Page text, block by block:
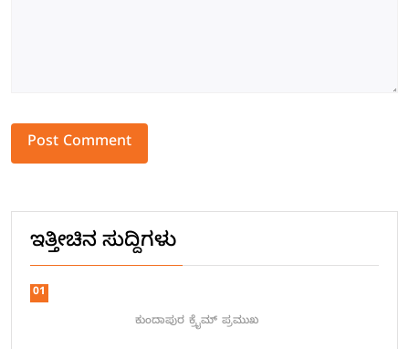
ಇತ್ತೀಚಿನ ಸುದ್ದಿಗಳು
01
ಕುಂದಾಪುರ ಕ್ರೈಮ್ ಪ್ರಮುಖ